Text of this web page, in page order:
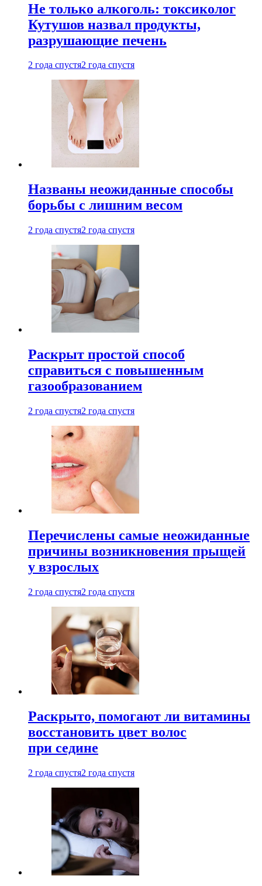
Не только алкоголь: токсиколог
Кутушов назвал продукты,
разрушающие печень
2 года спустя2 года спустя
Названы неожиданные способы
борьбы с лишним весом
2 года спустя2 года спустя
Раскрыт простой способ
справиться с повышенным
газообразованием
2 года спустя2 года спустя
Перечислены самые неожиданные
причины возникновения прыщей
у взрослых
2 года спустя2 года спустя
Раскрыто, помогают ли витамины
восстановить цвет волос
при седине
2 года спустя2 года спустя